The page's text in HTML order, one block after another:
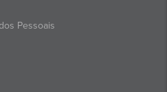
Pessoais